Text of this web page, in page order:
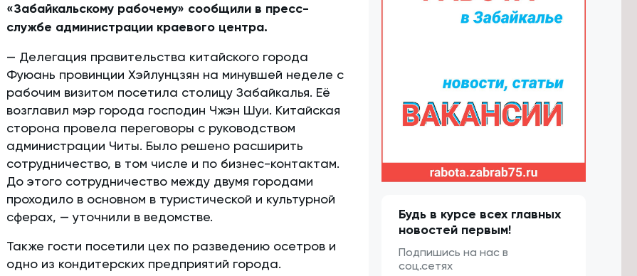
«Забайкальскому рабочему» сообщили в пресс-
службе администрации краевого центра.
— Делегация правительства китайского города
Фуюань провинции Хэйлунцзян на минувшей неделе с
рабочим визитом посетила столицу Забайкалья. Её
возглавил мэр города господин Чжэн Шуи. Китайская
сторона провела переговоры с руководством
администрации Читы. Было решено расширить
сотрудничество, в том числе и по бизнес-контактам.
До этого сотрудничество между двумя городами
проходило в основном в туристической и культурной
сферах, — уточнили в ведомстве.
Также гости посетили цех по разведению осетров и
одно из кондитерских предприятий города.
Будь в курсе всех главных
новостей первым!
Подпишись на нас в
соц.сетях